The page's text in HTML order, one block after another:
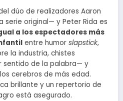
dúo de realizadores Aaron
original— y Peter Rida es
a los espectadores más
entre humor slapstick,
la industria, chistes
sentido de la palabra— y
cerebros de más edad.
brillante y un repertorio de
está asegurado.